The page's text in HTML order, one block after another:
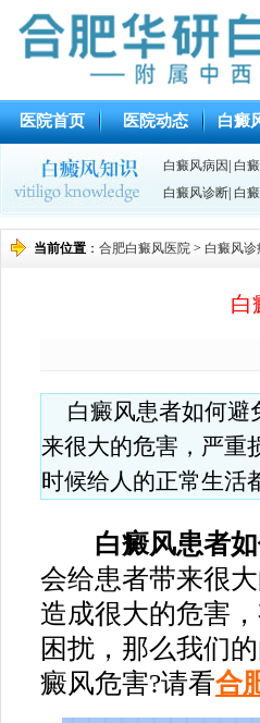
医院首页 医院动态 白癜
白癜风病因 白
白癜风诊断 白
当前位置 ： 合肥白癜风医院 > 白癜风诊
白
白癜风患者如何避
来很大的危害，严重
时候给人的正常生活
白癜风患者如
会给患者带来很
造成很大的危害
困扰，那么我们
癜风危害?请看合